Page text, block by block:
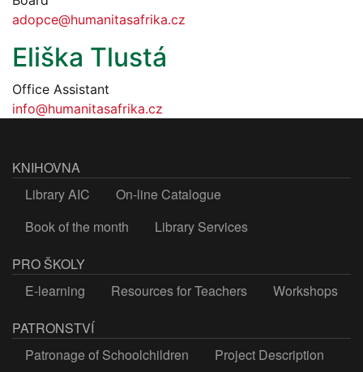
adopce@humanitasafrika.cz
Eliška Tlustá
Office Assistant
info@humanitasafrika.cz
KNIHOVNA
Library AIC
On-line Catalogue
Book of the month
Library Services
PRO ŠKOLY
E-learning
Resources for Teachers
Workshops
PATRONSTVÍ
Patronage of Schoolchildren
Project Description